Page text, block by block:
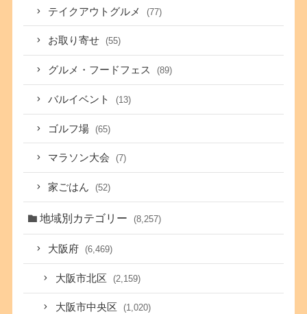
テイクアウトグルメ (77)
お取り寄せ (55)
グルメ・フードフェス (89)
バルイベント (13)
ゴルフ場 (65)
マラソン大会 (7)
家ごはん (52)
地域別カテゴリー (8,257)
大阪府 (6,469)
大阪市北区 (2,159)
大阪市中央区 (1,020)